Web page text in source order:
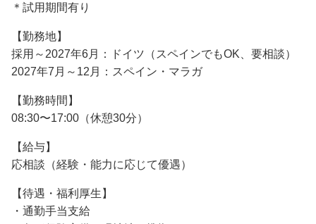
＊試用期間有り
【勤務地】
採用～2027年6月：ドイツ（スペインでもOK、要相談）
2027年7月～12月：スペイン・マラガ
【勤務時間】
08:30〜17:00（休憩30分）
【給与】
応相談（経験・能力に応じて優遇）
【待遇・福利厚生】
・通勤手当支給